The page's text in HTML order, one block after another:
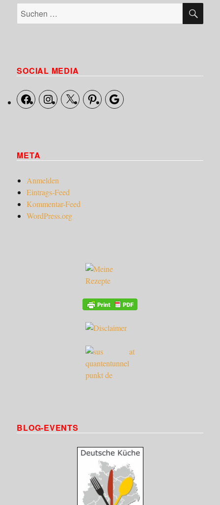
nach:
SOCIAL MEDIA
FacebookInstagram
X PinterestGoogle
META
Anmelden
Eintrags-Feed
Kommentar-Feed
WordPress.org
BLOG-EVENTS